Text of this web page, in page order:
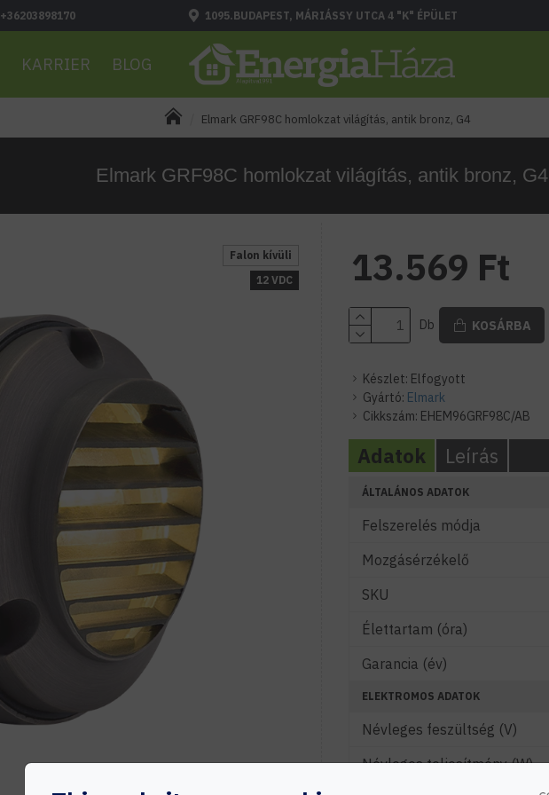
+36203898170 1095.BUDAPEST, MÁRIÁSSY UTCA 4 "K" ÉPÜLET
KARRIER BLOG
Elmark GRF98C homlokzat világítás, antik bronz, G4
Elmark GRF98C homlokzat világítás, antik bronz, G4
Falon kívüli
12 VDC
Készlet: Elfogyott
Gyártó: Elmark
Cikkszám: EHEM96GRF98C/AB
13.569 Ft
Db KOSÁRBA
Adatok Leírás
ÁLTALÁNOS ADATOK
Felszerelés módja
Mozgásérzékelő
SKU
Élettartam (óra)
Garancia (év)
ELEKTROMOS ADATOK
Névleges feszültség (V)
Névleges teljesítmény (W)